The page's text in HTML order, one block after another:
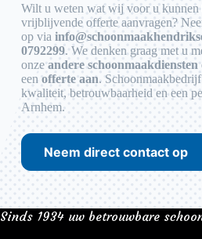
Wilt u weten wat wij voor u kunnen
vrijblijvende offerte aanvragen?
op via
0792299. We denken graag met u
onze andere schoonmaakdiensten
een offerte aan.
kwaliteit, betrouwbaarheid en een
Arnhem.
Neem direct contact op
Sinds 1934 uw betrouwbare